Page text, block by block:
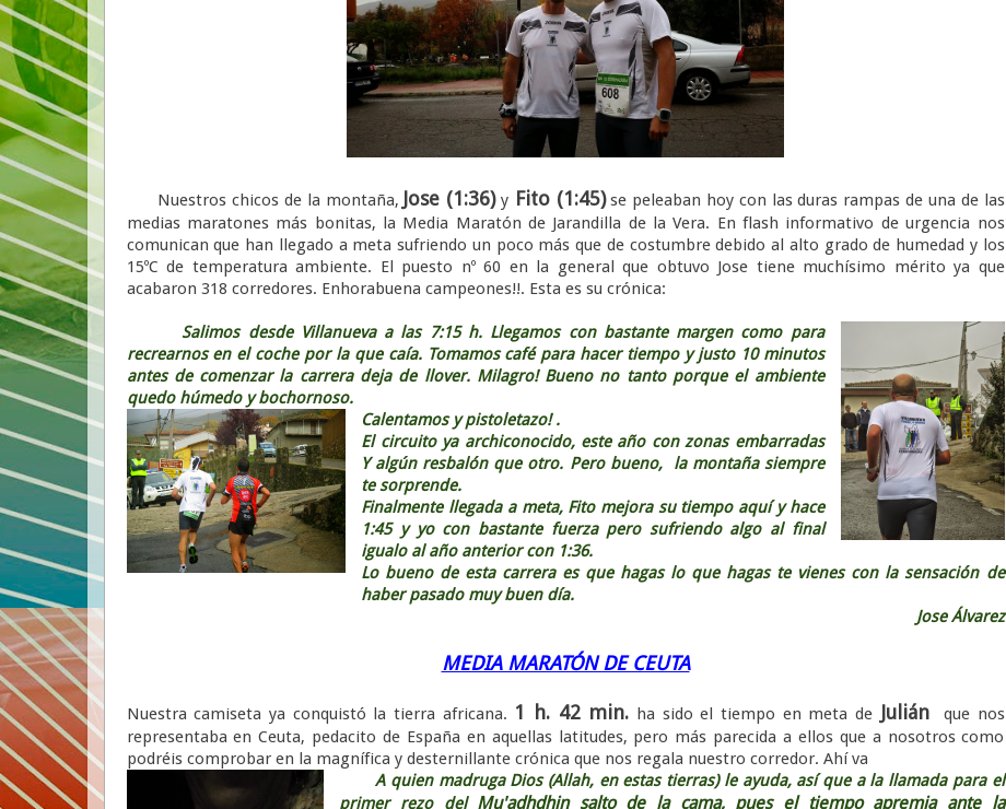
Nuestros chicos de la montaña, Jose (1:36)y Fito (1:45)se peleaban hoy con las duras rampas de una de las
medias maratones más bonitas, la Media Maratón de Jarandilla de la Vera. En flash informativo de urgencia nos
comunican que han llegado a meta sufriendo un poco más que de costumbre debido al alto grado de humedad y los
15ºC de temperatura ambiente. El puesto nº 60 en la general que obtuvo Jose tiene muchísimo mérito ya que
acabaron 318 corredores. Enhorabuena campeones!!. Esta es su crónica:
Salimos desde Villanueva a las 7:15 h. Llegamos con bastante margen como para
recrearnos en el coche por la que caía. Tomamos café para hacer tiempo y justo 10 minutos
antes de comenzar la carrera deja de llover. Milagro! Bueno no tanto porque el ambiente
quedo húmedo y bochornoso.
Calentamos y pistoletazo! .
El circuito ya archiconocido, este año con zonas embarradas
Y algún resbalón que otro. Pero bueno, la montaña siempre
te sorprende.
Finalmente llegada a meta, Fito mejora su tiempo aquí y hace
1:45 y yo con bastante fuerza pero sufriendo algo al final
igualo al año anterior con 1:36.
Lo bueno de esta carrera es que hagas lo que hagas te vienes con la sensación de
haber pasado muy buen día.
Jose Álvarez
MEDIA MARATÓN DE CEUTA
Nuestra camiseta ya conquistó la tierra africana. 1 h. 42 min. ha sido el tiempo en meta de Juliánque nos
representaba en Ceuta, pedacito de España en aquellas latitudes, pero más parecida a ellos que a nosotros como
podréis comprobar en la magnífica y desternillante crónica que nos regala nuestro corredor. Ahí va
A quien madruga Dios (Allah, en estas tierras) le ayuda, así que a la llamada para el
primer rezo delMu'adhdhin salto de la cama, pues el tiempo apremia ante la